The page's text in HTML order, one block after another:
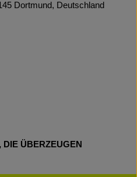
Dortmund, Deutschland
DIE ÜBERZEUGEN